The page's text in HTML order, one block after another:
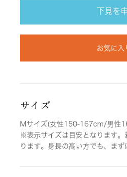
下見を
お気に入
サイズ
Mサイズ(女性150-167cm/男性
※表示サイズは目安となります。
ります。身長の高い方でも、まず